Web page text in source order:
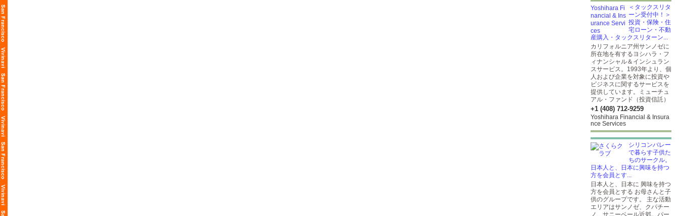
＜タックスリタ
ーン受付中！＞
投資・保険・住
宅ローン・不動
産購入・タックスリターン...
カリフォルニア州サンノゼに
所在地を有するヨシハラ・フ
ィナンシャル＆インシュラン
スサービス。1993年より、個
人および企業を対象に投資や
ビジネスに関するサービスを
提供しています。ミューチュ
アル・ファンド（投資信託）
+1 (408) 712-9259
Yoshihara Financial & Insura
nce Services
シリコンバレー
で暮らす子供た
ちのサークル。
日本人と、日本に興味を持つ
方を会員とす...
日本人と、日本に 興味を持つ
方を会員とする お母さんと子
供のグループです。 主な活動
エリアはサンノゼ、クパチー
ノ、サニーベール近郊。パー